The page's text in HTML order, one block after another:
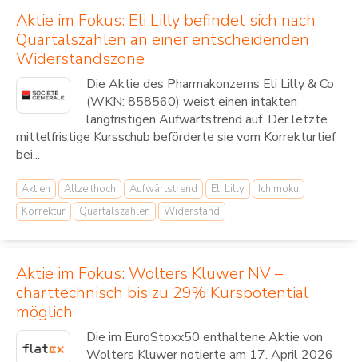
Aktie im Fokus: Eli Lilly befindet sich nach
Quartalszahlen an einer entscheidenden
Widerstandszone
Die Aktie des Pharmakonzerns Eli Lilly & Co
(WKN: 858560) weist einen intakten
langfristigen Aufwärtstrend auf. Der letzte
mittelfristige Kursschub beförderte sie vom Korrekturtief
bei...
Aktien Allzeithoch Aufwärtstrend Eli Lilly
Ichimoku
Korrektur
Quartalszahlen Widerstand
Aktie im Fokus: Wolters Kluwer NV –
charttechnisch bis zu 29% Kurspotential
möglich
Die im EuroStoxx50 enthaltene Aktie von
Wolters Kluwer notierte am 17. April 2026